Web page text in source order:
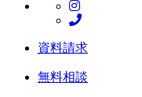
資料請求
無料相談